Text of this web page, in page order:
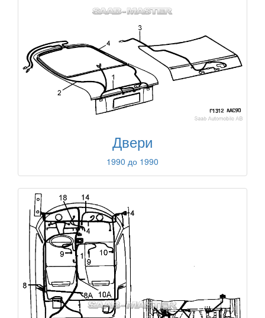
Двери
1990 до 1990